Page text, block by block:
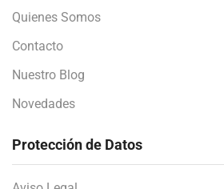
Quienes Somos
Contacto
Nuestro Blog
Novedades
Protección de Datos